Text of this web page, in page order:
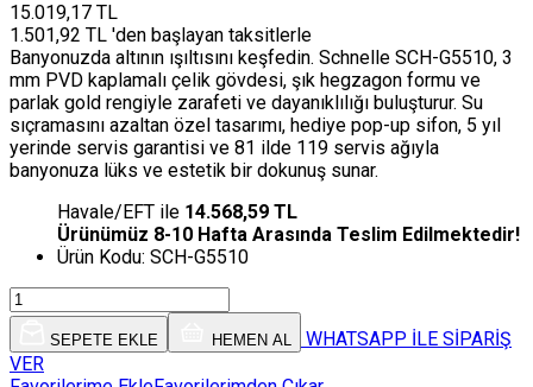
15.019,17 TL
1.501,92 TL 'den başlayan taksitlerle
Banyonuzda altının ışıltısını keşfedin. Schnelle SCH-G5510, 3
mm PVD kaplamalı çelik gövdesi, şık hegzagon formu ve
parlak gold rengiyle zarafeti ve dayanıklılığı buluşturur. Su
sıçramasını azaltan özel tasarımı, hediye pop-up sifon, 5 yıl
yerinde servis garantisi ve 81 ilde 119 servis ağıyla
banyonuza lüks ve estetik bir dokunuş sunar.
Havale/EFT ile 14.568,59 TL
Ürünümüz 8-10 Hafta Arasında Teslim Edilmektedir!
Ürün Kodu: SCH-G5510
SEPETE EKLE HEMEN AL
WHATSAPP İLE SİPARİŞ
VER